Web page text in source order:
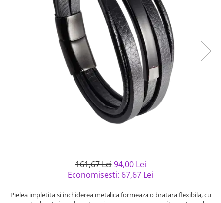
semipretioase
Bijuterii argint placat cu aur
Bijuterii argint cu diverse
Bijuterii argint cu murano
Bijuterii de Lux
Bijuterii gotice si rock
Bijuterii Handmade
Casete si cutii de bijuterii
161,67 Lei 94,00 Lei
Economisesti: 67,67 Lei
Pielea impletita si inchiderea metalica formeaza o bratara flexibila, cu